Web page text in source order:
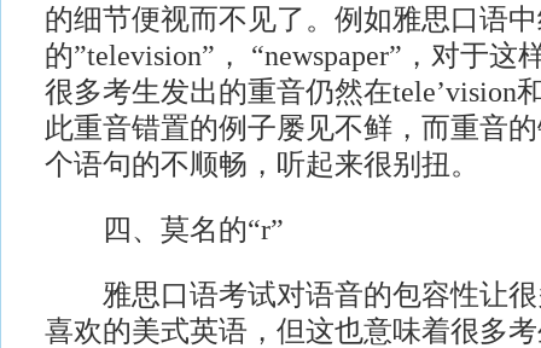
的细节便视而不见了。例如雅思口语
的”television”， “newspaper”，对于
很多考生发出的重音仍然在tele’vision
此重音错置的例子屡见不鲜，而重音
个语句的不顺畅，听起来很别扭。
四、莫名的“r”
雅思口语考试对语音的包容性让很
喜欢的美式英语，但这也意味着很多